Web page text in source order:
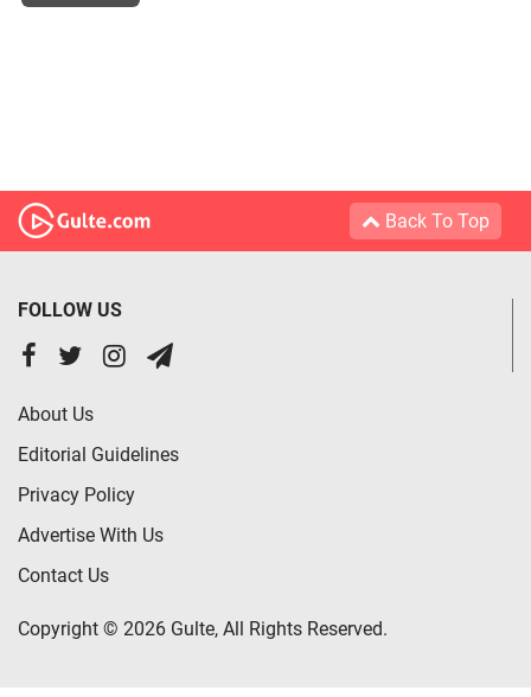
Back To Top
FOLLOW US
About Us
Editorial Guidelines
Privacy Policy
Advertise With Us
Contact Us
Copyright © 2026 Gulte, All Rights Reserved.